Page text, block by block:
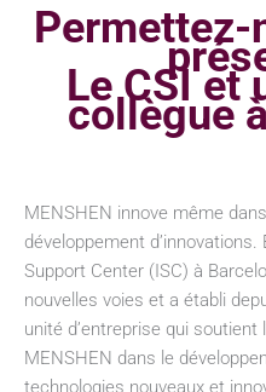
Permettez-
Le CSI et
collègue
MENSHEN innove même
développement d’innovations.
Support Center (ISC) à
nouvelles voies et a établi
unité d’entreprise qui soutient
MENSHEN dans le
technologies nouveaux et